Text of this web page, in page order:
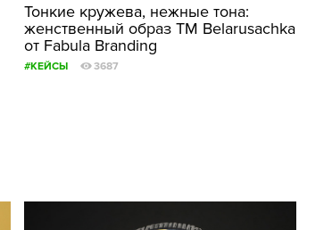
Тонкие кружева, нежные тона:
женственный образ ТМ Belarusachka
от Fabula Branding
#КЕЙСЫ 3687